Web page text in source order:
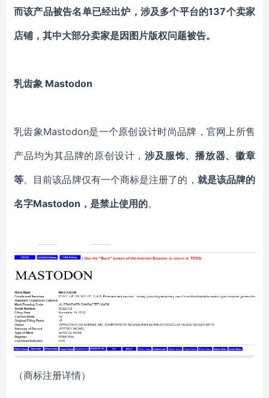
而该产品被告名单已经出炉，涉及多个平台的137个卖家
店铺，其中大部分卖家是因图片版权问题被告。
乳齿象 Mastodon
乳齿象Mastodon是一个原创设计时尚品牌，官网上所售
产品均为其品牌的原创设计，涉及服饰、播放器、徽章
等。目前该品牌仅有一个商标是注册了的， 就是该品牌的
名字Mastodon，是禁止使用的。
（商标注册详情）